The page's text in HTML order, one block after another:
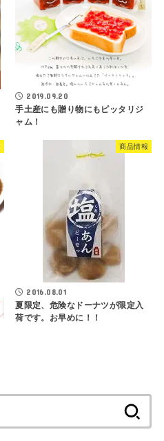
2019.09.20
手土産にも贈り物にもピッタリジ
ャム！
商品情報
2016.08.01
夏限定、危険なドーナツが限定入
荷です。お早めに！！
索: